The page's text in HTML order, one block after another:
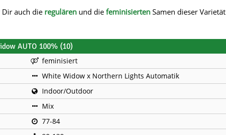
auch die regulären und die feminisierten Samen dieser Varietät
AUTO 100% (10)
feminisiert
White Widow x Northern Lights Automatik
Indoor/Outdoor
Mix
77-84